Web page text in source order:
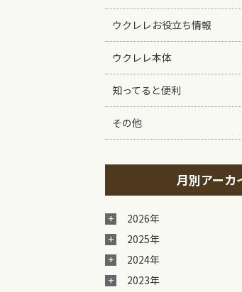
ウクレレお役立ち情報
ウクレレ本体
知ってると便利
その他
月別アーカ
2026年
2025年
2024年
2023年